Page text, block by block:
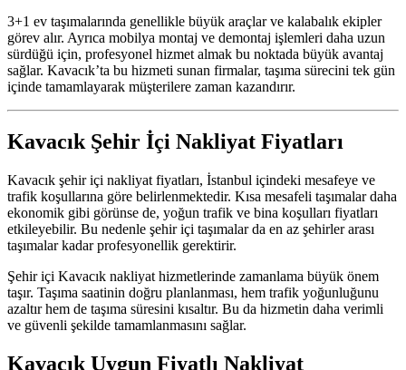
3+1 ev taşımalarında genellikle büyük araçlar ve kalabalık ekipler
görev alır. Ayrıca mobilya montaj ve demontaj işlemleri daha uzun
sürdüğü için, profesyonel hizmet almak bu noktada büyük avantaj
sağlar. Kavacık’ta bu hizmeti sunan firmalar, taşıma sürecini tek gün
içinde tamamlayarak müşterilere zaman kazandırır.
Kavacık Şehir İçi Nakliyat Fiyatları
Kavacık şehir içi nakliyat fiyatları, İstanbul içindeki mesafeye ve
trafik koşullarına göre belirlenmektedir. Kısa mesafeli taşımalar daha
ekonomik gibi görünse de, yoğun trafik ve bina koşulları fiyatları
etkileyebilir. Bu nedenle şehir içi taşımalar da en az şehirler arası
taşımalar kadar profesyonellik gerektirir.
Şehir içi Kavacık nakliyat hizmetlerinde zamanlama büyük önem
taşır. Taşıma saatinin doğru planlanması, hem trafik yoğunluğunu
azaltır hem de taşıma süresini kısaltır. Bu da hizmetin daha verimli
ve güvenli şekilde tamamlanmasını sağlar.
Kavacık Uygun Fiyatlı Nakliyat